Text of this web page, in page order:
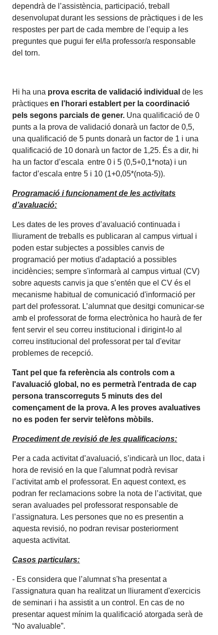
dependrà de l’assistència, participació, treball
desenvolupat durant les sessions de pràctiques i de les
respostes per part de cada membre de l’equip a les
preguntes que pugui fer el/la professor/a responsable
del torn.
Hi ha una prova escrita de validació individual de les
pràctiquesen l’horari establert per la coordinació
pels segons parcials de gener. Una qualificació de 0
punts a la prova de validació donarà un factor de 0,5,
una qualificació de 5 punts donarà un factor de 1 i una
qualificació de 10 donarà un factor de 1,25. És a dir, hi
ha un factor d’escala entre 0 i 5 (0,5+0,1*nota) i un
factor d’escala entre 5 i 10 (1+0,05*(nota-5)).
Programació i funcionament de les activitats
d’avaluació:
Les dates de les proves d’avaluació continuada i
lliurament de treballs es publicaran al campus virtual i
poden estar subjectes a possibles canvis de
programació per motius d'adaptació a possibles
incidències; sempre s'informarà al campus virtual (CV)
sobre aquests canvis ja que s’entén que el CV és el
mecanisme habitual de comunicació d'informació per
part del professorat. L’alumnat que desitgi comunicar-se
amb el professorat de forma electrònica ho haurà de fer
fent servir el seu correu institucional i dirigint-lo al
correu institucional del professorat per tal d'evitar
problemes de recepció.
Tant pel que fa referència als controls com a
l'avaluació global, no es permetrà l'entrada de cap
persona transcorreguts 5 minuts des del
començament de la prova. A les proves avaluatives
no es poden fer servir telèfons mòbils.
Procediment de revisió de les qualificacions:
Per a cada activitat d’avaluació, s’indicarà un lloc, data i
hora de revisió en la que l'alumnat podrà revisar
l’activitat amb el professorat. En aquest context, es
podran fer reclamacions sobre la nota de l’activitat, que
seran avaluades pel professorat responsable de
l’assignatura. Les persones que no es presentin a
aquesta revisió, no podran revisar posteriorment
aquesta activitat.
Casos particulars:
- Es considera que l’alumnat s'ha presentat a
l'assignatura quan ha realitzat un lliurament d'exercicis
de seminari i ha assistit a un control. En cas de no
presentar aquest mínim la qualificació atorgada serà de
“No avaluable”.